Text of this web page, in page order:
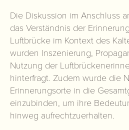
Die Diskussion im Anschluss
das Verständnis der
Luftbrücke im Kontext des
wurden Inszenierung,
Nutzung der
hinterfragt. Zudem wurde die
Erinnerungsorte in die
einzubinden, um ihre
hinweg aufrechtzuerhalten.